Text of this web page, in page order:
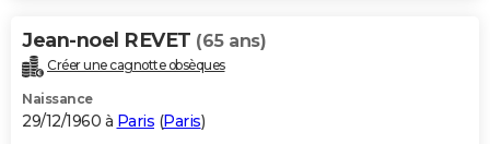
Jean-noel REVET (65 ans)
Créer une cagnotte obsèques
Naissance
29/12/1960 à Paris (Paris)